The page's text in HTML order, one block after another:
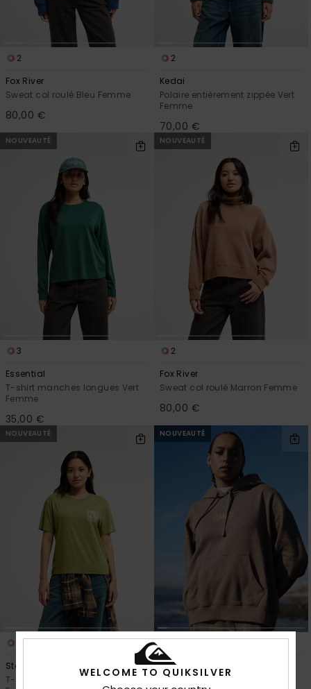
2
Fox River
Sweat col roulé Bleu Femme
80,00 €
2
Kedai
Polaire entièrement zippée Vert
Femme
70,00 €
NOUVEAUTÉ
3
Essential
T-shirt manches longues Vert
Femme
35,00 €
NOUVEAUTÉ
2
Fox River
Sweat col roulé Marron Femme
80,00 €
NOUVEAUTÉ
Standard
T-Shirt manches courtes Vert
NOUVEAUTÉ
6
Standard
Sweat à capuche Marron
WELCOME TO QUIKSILVER